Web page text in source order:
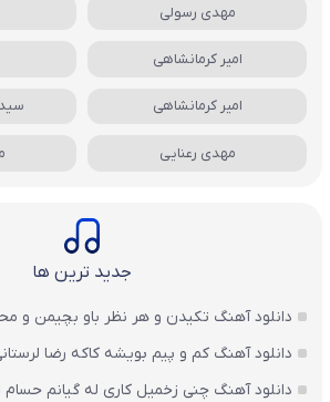
مهدی رسولی
امیر کرمانشاهی
امیر کرمانشاهی
مهدی رعنایی
جدید ترین ها
دانلود آهنگ تکیدن و هر نظر باو بچیمن و
دانلود آهنگ کم و پیم بویشه کاکه رضا
دانلود آهنگ چنی زخمیل کاری له گیانم حسام